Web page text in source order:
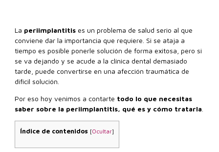
La periimplantitis es un problema de salud serio al que
conviene dar la importancia que requiere. Si se ataja a
tiempo es posible ponerle solución de forma exitosa, pero si
se va dejando y se acude a la clínica dental demasiado
tarde, puede convertirse en una afección traumática de
difícil solución.
Por eso hoy venimos a contarte todo lo que necesitas
saber sobre la periimplantitis, qué es y cómo tratarla
Índice de contenidos [Ocultar]